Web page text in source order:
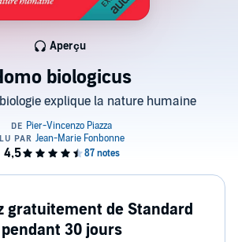
biologicus
explique la nature humaine
Aperçu
gratuitement de Standard
pendant 30 jours